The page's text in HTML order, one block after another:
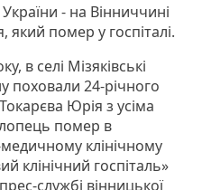
- на Вінниччині
який помер у госпіталі.
в селі Мізяківські
поховали 24-річного
Юрія з усіма
помер в
клінічному
клінічний госпіталь»
службі вінницької